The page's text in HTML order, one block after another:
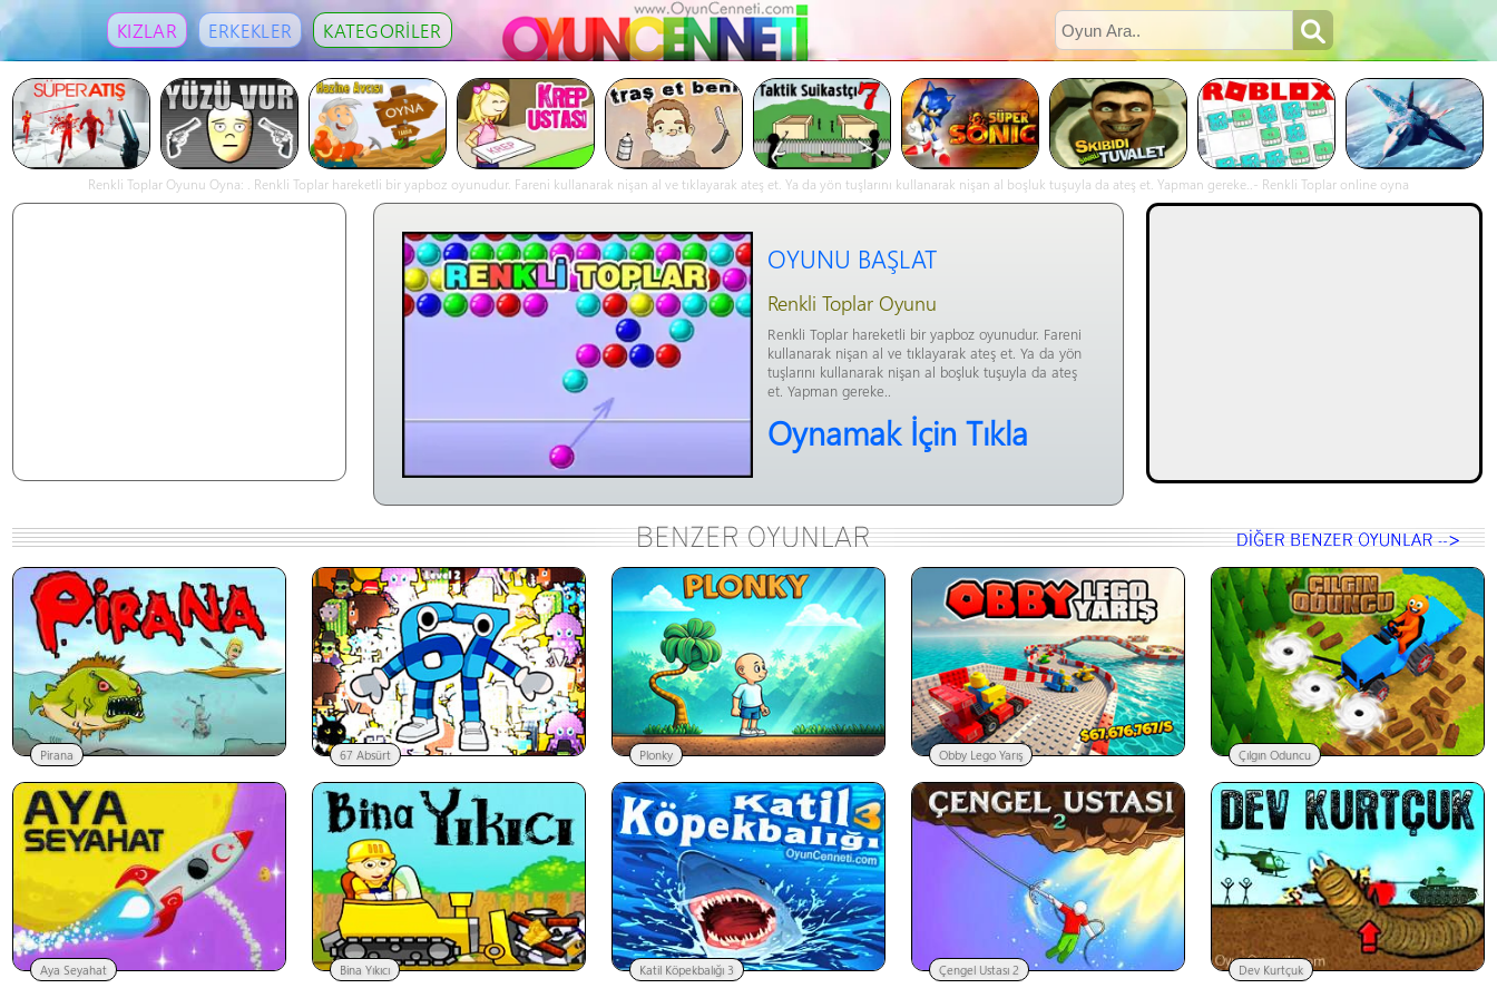
KIZLAR ERKEKLER KATEGORİLER
Renkli Toplar Oyunu Oyna: . Renkli Toplar hareketli bir yapboz oyunudur. Fareni kullanarak nişan al ve tıklayarak ateş et. Ya da yön tuşlarını kullanarak nişan al boşluk tuşuyla da ateş et. Yapman gereke..- Renkli Toplar online oyna
OYUNU BAŞLAT
Renkli Toplar Oyunu
Renkli Toplar hareketli bir yapboz oyunudur. Fareni
kullanarak nişan al ve tıklayarak ateş et. Ya da yön
tuşlarını kullanarak nişan al boşluk tuşuyla da ateş
et. Yapman gereke..
Oynamak İçin Tıkla
Pirana 67 Absürt Plonky Obby Lego Yarış Çılgın Oduncu
Aya Seyahat Bina Yıkıcı Katil Köpekbalığı 3 Çengel Ustası 2 Dev Kurtçuk